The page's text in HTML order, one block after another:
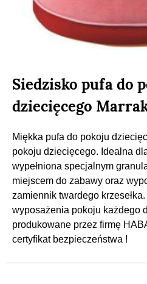
Siedzisko pufa do
dziecięcego
Miękka pufa do pokoju
pokoju dziecięcego. Idealna
wypełniona specjalnym
miejscem do zabawy oraz
zamiennik twardego
wyposażenia pokoju każdego
produkowane przez firmę
certyfikat bezpieczeństwa !